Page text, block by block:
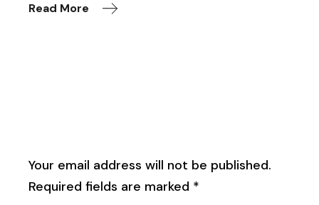
Read More
Your email address will not be published.
Required fields are marked *